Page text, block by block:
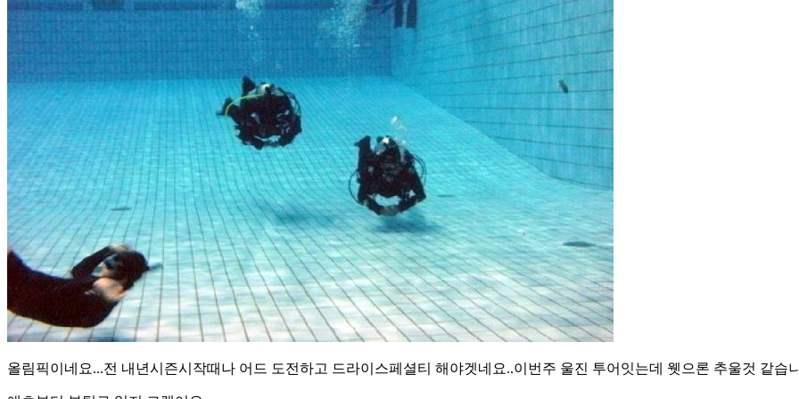
올림픽이네요...전 내년시즌시작때나 어드 도전하고 드라이스페셜티 해야겟네요..이번주 울진 투어잇는데 웻으론 추울것 같습